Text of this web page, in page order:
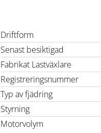
Driftform
Senast besiktigad
Fabrikat Lastväxlare
Registreringsnummer
Typ av fjädring
Styrning
Motorvolym